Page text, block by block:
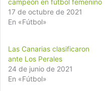
17 de octubre de 2021
En «Fútbol»
Las Canarias clasificaron
ante Los Perales
24 de junio de 2021
En «Fútbol»